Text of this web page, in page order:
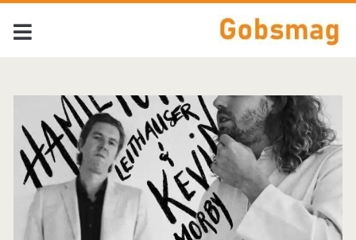
Tag:
<span>The
Walkmen</span>